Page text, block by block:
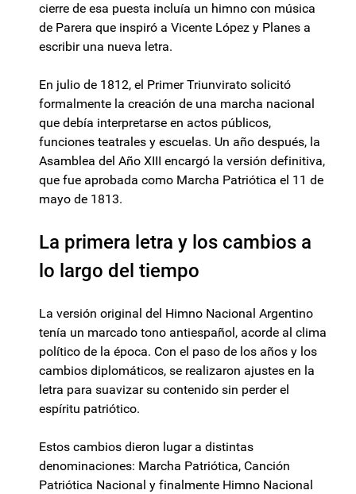
cierre de esa puesta incluía un himno con música
de Parera que inspiró a Vicente López y Planes a
escribir una nueva letra.
En julio de 1812, el Primer Triunvirato solicitó
formalmente la creación de una marcha nacional
que debía interpretarse en actos públicos,
funciones teatrales y escuelas. Un año después, la
Asamblea del Año XIII encargó la versión definitiva,
que fue aprobada como Marcha Patriótica el 11 de
mayo de 1813.
La primera letra y los cambios a
lo largo del tiempo
La versión original del Himno Nacional Argentino
tenía un marcado tono antiespañol, acorde al clima
político de la época. Con el paso de los años y los
cambios diplomáticos, se realizaron ajustes en la
letra para suavizar su contenido sin perder el
espíritu patriótico.
Estos cambios dieron lugar a distintas
denominaciones: Marcha Patriótica, Canción
Patriótica Nacional y finalmente Himno Nacional